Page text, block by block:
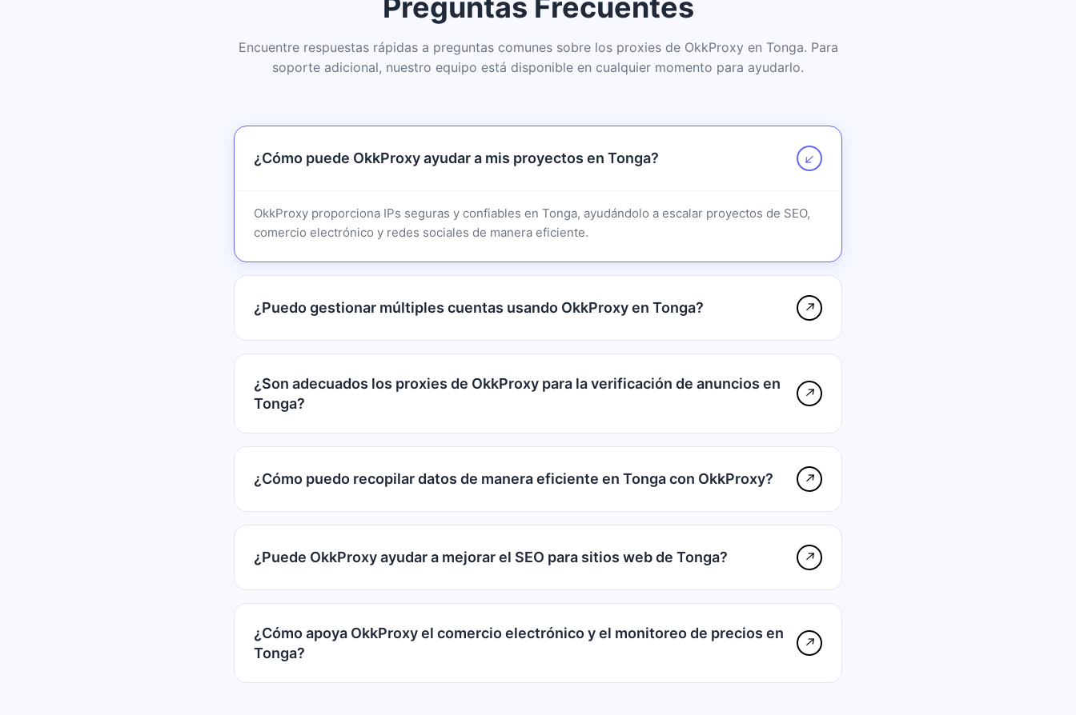
Encuentre respuestas rápidas a preguntas comunes sobre los proxies de OkkProxy en Tonga. Para
soporte adicional, nuestro equipo está disponible en cualquier momento para ayudarlo.
¿Cómo puede OkkProxy ayudar a mis proyectos en Tonga? ↗
OkkProxy proporciona IPs seguras y confiables en Tonga, ayudándolo a escalar proyectos de SEO,
comercio electrónico y redes sociales de manera eficiente.
¿Puedo gestionar múltiples cuentas usando OkkProxy en Tonga? ↗
¿Son adecuados los proxies de OkkProxy para la verificación de anuncios en
Tonga?
↗
¿Cómo puedo recopilar datos de manera eficiente en Tonga con OkkProxy? ↗
¿Puede OkkProxy ayudar a mejorar el SEO para sitios web de Tonga? ↗
¿Cómo apoya OkkProxy el comercio electrónico y el monitoreo de precios en
Tonga?
↗